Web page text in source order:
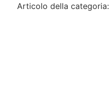
Articolo della categoria: